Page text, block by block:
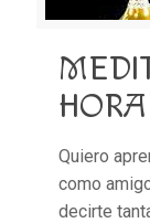
Quiero
como
decirte